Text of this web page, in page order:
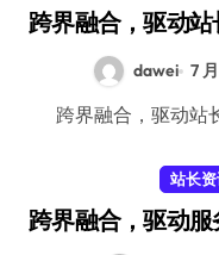
跨界融合，驱动
dawei 7
跨界融合，驱动
站长
跨界融合，驱动